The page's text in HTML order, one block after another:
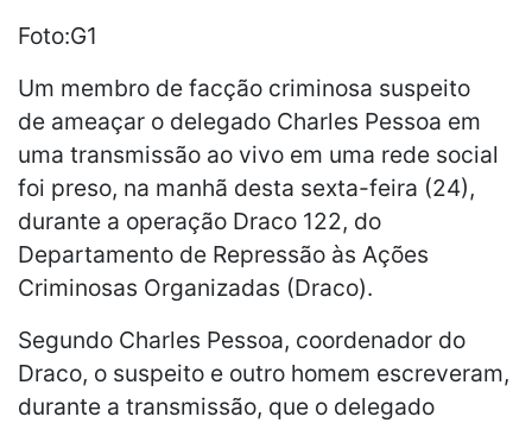
Foto:G1
Um membro de facção criminosa suspeito
de ameaçar o delegado Charles Pessoa em
uma transmissão ao vivo em uma rede social
foi preso, na manhã desta sexta-feira (24),
durante a operação Draco 122, do
Departamento de Repressão às Ações
Criminosas Organizadas (Draco).
Segundo Charles Pessoa, coordenador do
Draco, o suspeito e outro homem escreveram,
durante a transmissão, que o delegado